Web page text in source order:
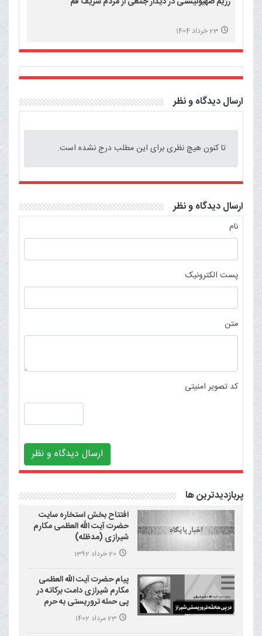
23 خرداد 1404
ارسال دیدگاه و نظر
تا کنون هیچ نظری برای این مطلب درج نشده است.
ارسال دیدگاه و نظر
نام
پست الکترونیک
متن
کد تصویر امنیتی
ارسال دیدگاه و نظر
پربازدیدترین ها
افتتاح بخش استخاره سایت
حضرت آیت الله العظمی مکارم
شیرازی (مدظله)
20 خرداد 1392
پیام حضرت آیت الله العظمی
مکارم شیرازی دامت برکاته در
پی حمله تروریستی به حرم
احمد بن موسی علیه السلام
(شاهچراغ)
23 مرداد 1402